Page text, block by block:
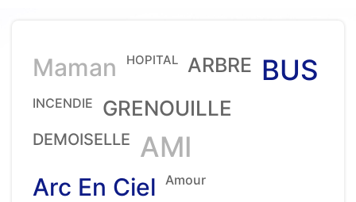
Maman HOPITAL ARBRE BUS
INCENDIE GRENOUILLE
DEMOISELLE AMI
Arc En Ciel Amour